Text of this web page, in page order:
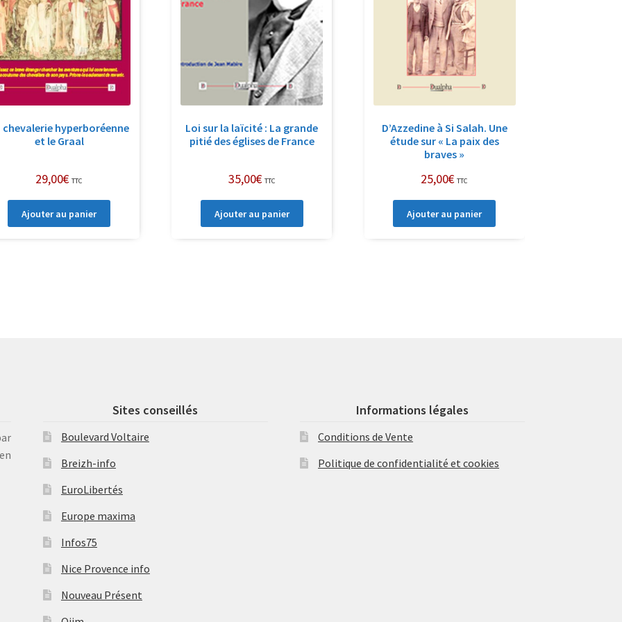
chevalerie hyperboréenne
et le Graal
29,00€ TTC
Ajouter au panier
Loi sur la laïcité : La grande
pitié des églises de France
35,00€ TTC
Ajouter au panier
D’Azzedine à Si Salah. Une
étude sur « La paix des
braves »
25,00€ TTC
Ajouter au panier
Sites conseillés
Boulevard Voltaire
Breizh-info
EuroLibertés
Europe maxima
Infos75
Nice Provence info
Nouveau Présent
Informations légales
Conditions de Vente
Politique de confidentialité et cookies